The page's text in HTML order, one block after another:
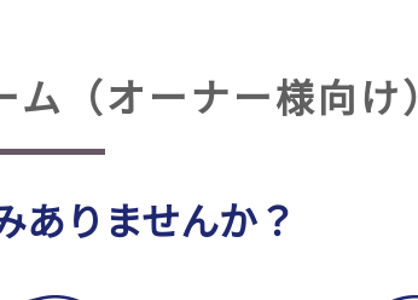
ム （オーナー様向け）
ありませんか？